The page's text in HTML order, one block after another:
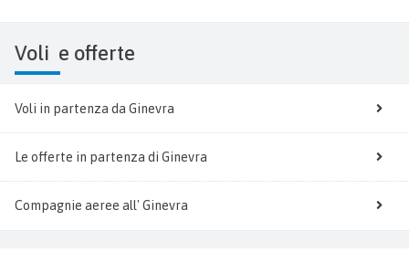
Voli e offerte
Voli in partenza da Ginevra
Le offerte in partenza di Ginevra
Compagnie aeree all' Ginevra